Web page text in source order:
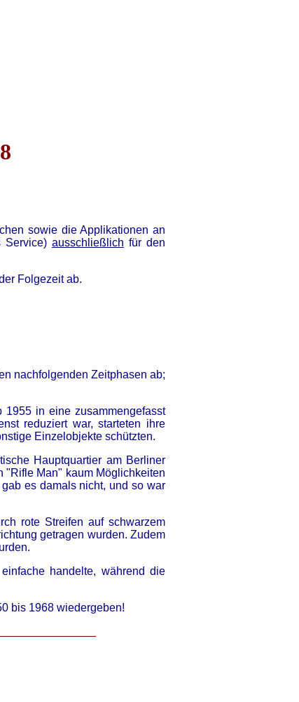
sowie die Applikationen an
Service) ausschließlich für den
Folgezeit ab.
nachfolgenden Zeitphasen ab;
1955 in eine zusammengefasst
reduziert war, starteten ihre
Einzelobjekte schützten.
Hauptquartier am Berliner
"Rifle Man" kaum Möglichkeiten
es damals nicht, und so war
rote Streifen auf schwarzem
getragen wurden. Zudem
handelte, während die
bis 1968 wiedergeben!